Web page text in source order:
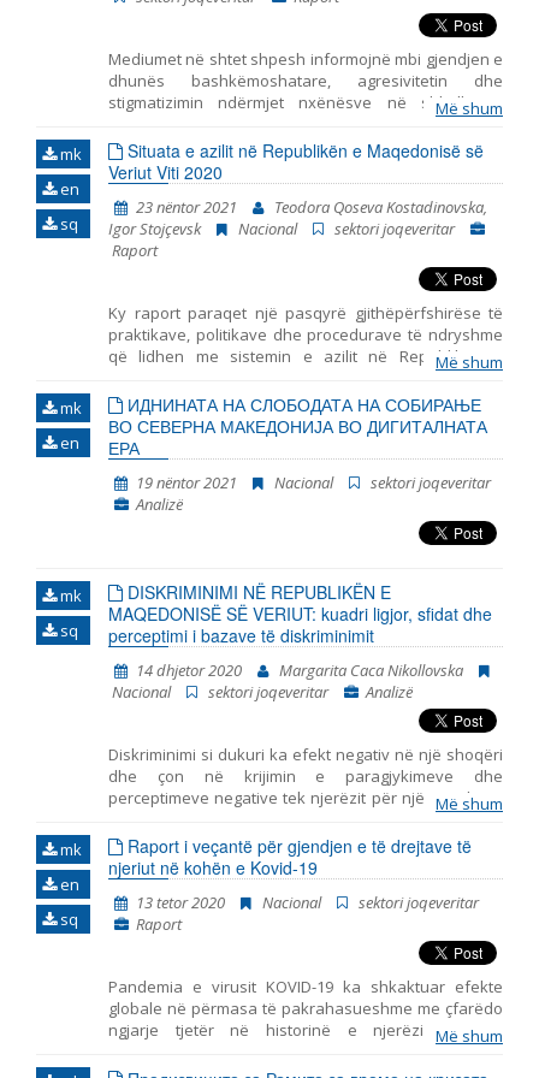
Мediumet në shtet shpesh informojnë mbi gjendjen e
dhunës bashkëmoshatare, agresivitetin dhe
stigmatizimin ndërmjet nxënësve në shkollat e
mesme, por mungojnë hulumtime empirike për lidhjen
kauzale ndërmjet qëndrimeve të këtilla dhe burimeve
të ndikimeve potenciale mbi formimin e tyre. Në
kontekst të ndodhive të fundit: pandemija, izolimi
social dhe mësimdhënia online, eventet e këtille nuk
munguan në botën offline, që tregon se roli i
mediumeve, në gjithë procesin, paraqet faktor të cilit
Më shum
mk
en
sq
Situata e azilit në Republikën e Maqedonisë së
Veriut Viti 2020
23 nëntor 2021
Teodora Qoseva Kostadinovska,
Igor Stojçevsk
Nacional
sektori joqeveritar
Raport
Ky raport paraqet një pasqyrë gjithëpërfshirëse të
praktikave, politikave dhe procedurave të ndryshme
që lidhen me sistemin e azilit në Republikën e
Maqedonisë së Veriut në vitin 2020.Raporti i potencon
sfidat kryesore me të cilat përballen azilkërkuesit dhe
refugjatët gjatë procedurës së azilit dhe gjatë
ushtrimit të të drejtave të tjera. Gjatë përgatitjes së
këtij dokumenti u përdorën: a) të dhënat e marra gjatë
përfaqësimit të azilkërkuesve, refugjatëve dhe
emigrantëve, personave nën mbrojtje plotësuese
(subsidiare) dhe refugjatëve të njohur në Republikën
e Maqedonisë së Veriut, b) të dhënat e marra gjatë
autoriteteve me refugjatët dhe emigrantët në qendrat
e transitit, ku ShJRM ka zyra në dispozicion, dhe c) të
dhënat e marra gjatë prezencës në zyrë në Qendrën
e Pranimit për Azilkërkuesit në Shkup. Për më tepër,
për qëllimet e këtij raporti, u siguruan informata me
karakter publik dhe u përdorën raporte dhe literaturë
Më shum
mk
en
ИДНИНАТА НА СЛОБОДАТА НА СОБИРАЊЕ
ВО СЕВЕРНА МАКЕДОНИЈА ВО ДИГИТАЛНАТА
ЕРА
19 nëntor 2021 Nacional
sektori joqeveritar
Analizë
mk
sq
DISKRIMINIMI NË REPUBLIKËN E
MAQEDONISË SË VERIUT: kuadri ligjor, sfidat dhe
perceptimi i bazave të diskriminimit
14 dhjetor 2020
Margarita Caca Nikollovska
Nacional
sektori joqeveritar Analizë
Diskriminimi si dukuri ka efekt negativ në një shoqëri
dhe çon në krijimin e paragjykimeve dhe
perceptimeve negative tek njerëzit për një gjendje të
caktuar, me ç’rast diversiteti perceptohet më shumë si
problem sesa si përfitim. Qëllimi i përgjithshëm në
luftën kundër diskriminimit konsiston me mundësinë
e qasjes së barabartë dhe të drejtë në mundësitë që i
ofron një shoqëri. Kjo analizë ka për qëllim ta
pasqyrojë gjendjen e diskriminimit në Republikën e
Maqedonisë së Veriut përmes retrospektivës të
rendit kushtetues dhe kuadrit ligjor deri në problemet
që kanë të bëjnë me shfuqizimin e Ligjit për
parandalimin dhe mbrojtjen nga diskriminimi dhe
miratimin e ligjit të ri në tetor të vitit 2020. Periudha
Më shum
mk
en
sq
Raport i veçantë për gjendjen e të drejtave të
njeriut në kohën e Kovid-19
13 tetor 2020 Nacional
sektori joqeveritar
Raport
Pandemia e virusit KOVID-19 ka shkaktuar efekte
globale në përmasa të pakrahasueshme me çfarëdo
ngjarje tjetër në historinë e njerëzimit. Kriza
shëndetësore në rritje të shpejtë, e cila i ka goditur
pothuajse të gjitha vendet në botë, po shkakton
Më shum